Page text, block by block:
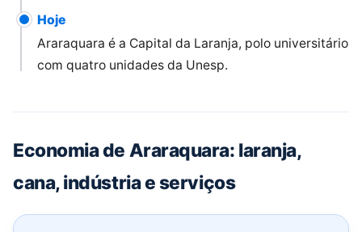
Hoje
Araraquara é a Capital da Laranja, polo universitário
com quatro unidades da Unesp.
Economia de Araraquara: laranja,
cana, indústria e serviços